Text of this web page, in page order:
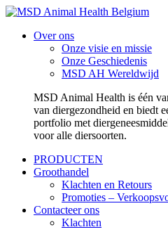
Over ons
Onze visie en missie
Onze Geschiedenis
MSD AH Wereldwijd
MSD Animal Health is één
van diergezondheid en biedt
portfolio met
voor alle diersoorten.
PRODUCTEN
Groothandel
Klachten en Retours
Promoties –
Contacteer ons
Klachten